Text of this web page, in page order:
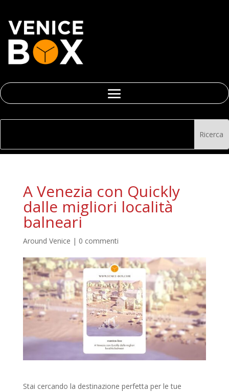
A Venezia con Quickly
dalle migliori località
balneari
Around Venice | 0 commenti
Stai cercando la destinazione perfetta per le tue